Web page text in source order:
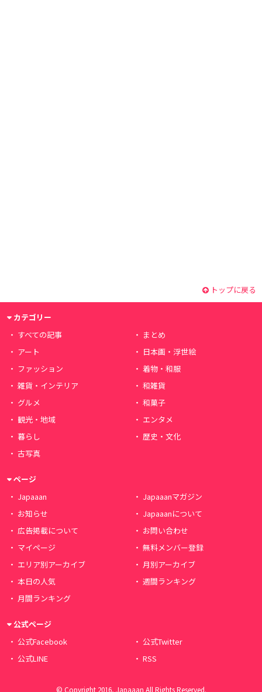
トップに戻る
カテゴリー
すべての記事
まとめ
アート
日本画・浮世絵
ファッション
着物・和服
雑貨・インテリア
和雑貨
グルメ
和菓子
観光・地域
エンタメ
暮らし
歴史・文化
古写真
ページ
Japaaan
Japaaanマガジン
お知らせ
Japaaanについて
広告掲載について
お問い合わせ
マイページ
無料メンバー登録
エリア別アーカイブ
月別アーカイブ
本日の人気
週間ランキング
月間ランキング
公式ページ
公式Facebook
公式Twitter
公式LINE
RSS
© Copyright 2016, Japaaan All Rights Reserved.